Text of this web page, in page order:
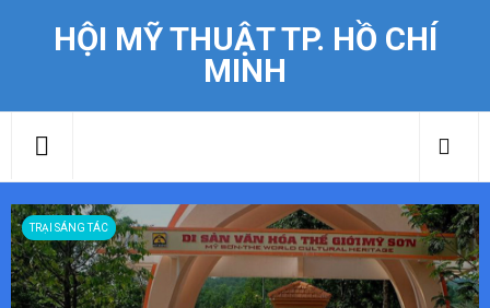
HỘI MỸ THUẬT TP. HỒ CHÍ
MINH
TRẠI SÁNG TÁC